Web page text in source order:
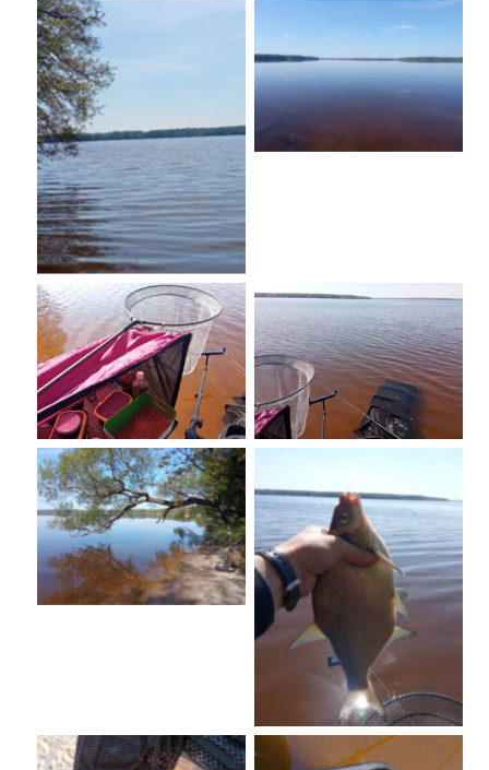
No Caption
No Caption
No Caption No Caption
No Caption
No Caption